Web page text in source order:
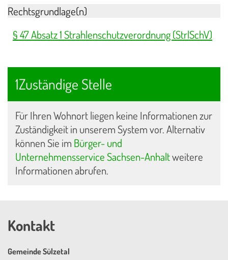
Rechtsgrundlage(n)
§ 47 Absatz 1 Strahlenschutzverordnung (StrlSchV)
1Zuständige Stelle
Für Ihren Wohnort liegen keine Informationen zur
Zuständigkeit in unserem System vor. Alternativ
können Sie im Bürger- und
Unternehmensservice Sachsen-Anhaltweitere
Informationen abrufen.
Kontakt
Gemeinde Sülzetal